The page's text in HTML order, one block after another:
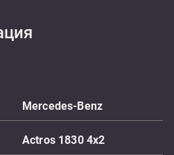
Mercedes-Benz
Actros 1830 4x2